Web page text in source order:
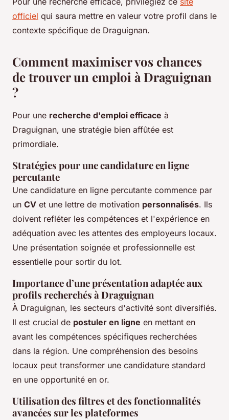
officiel qui saura mettre en valeur votre profil dans le
contexte spécifique de Draguignan.
Comment maximiser vos chances
de trouver un emploi à Draguignan
?
Pour une recherche d'emploi efficace à
Draguignan, une stratégie bien affûtée est
primordiale.
Stratégies pour une candidature en ligne
percutante
Une candidature en ligne percutante commence par
un CV et une lettre de motivation personnalisés. Ils
doivent refléter les compétences et l'expérience en
adéquation avec les attentes des employeurs locaux.
Une présentation soignée et professionnelle est
essentielle pour sortir du lot.
Importance d’une présentation adaptée aux
profils recherchés à Draguignan
À Draguignan, les secteurs d'activité sont diversifiés.
Il est crucial de postuler en ligne en mettant en
avant les compétences spécifiques recherchées
dans la région. Une compréhension des besoins
locaux peut transformer une candidature standard
en une opportunité en or.
Utilisation des filtres et des fonctionnalités
avancées sur les plateformes